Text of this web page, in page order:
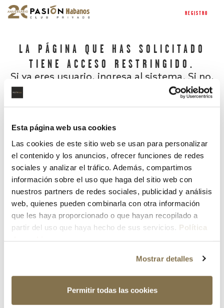
Esta página web usa cookies
Las cookies de este sitio web se usan para personalizar
el contenido y los anuncios, ofrecer funciones de redes
sociales y analizar el tráfico. Además, compartimos
información sobre el uso que haga del sitio web con
nuestros partners de redes sociales, publicidad y análisis
web, quienes pueden combinarla con otra información
que les haya proporcionado o que hayan recopilado a
partir del uso que haya hecho de sus servicios. Política
Mostrar detalles
Permitir todas las cookies
REGISTRO
LA PÁGINA QUE HAS SOLICITADO
TIENE ACCESO RESTRINGIDO.
Si ya eres usuario, ingresa al sistema. Si no,
¿Has olvidado tu contraseña?